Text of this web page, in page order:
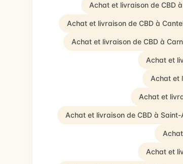
Achat et livraison de CBD
Achat et livraison de CBD à
Achat et livraison de CBD à
Achat et
Achat et
Achat et
Achat et livraison de CBD à
Achat et